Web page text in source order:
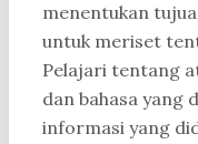
menentukan
untuk meriset
Pelajari tentang
dan bahasa yang
informasi yang